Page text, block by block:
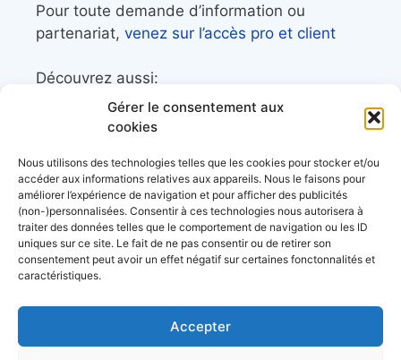
Gérer le consentement aux
cookies
Nous utilisons des technologies telles que les cookies pour stocker et/ou
accéder aux informations relatives aux appareils. Nous le faisons pour
améliorer l’expérience de navigation et pour afficher des publicités
(non-)personnalisées. Consentir à ces technologies nous autorisera à
traiter des données telles que le comportement de navigation ou les ID
uniques sur ce site. Le fait de ne pas consentir ou de retirer son
consentement peut avoir un effet négatif sur certaines fonctonnalités et
caractéristiques.
Accepter
Pour toute demande d’information ou
partenariat, venez sur l’accès pro et client
Découvrez aussi:
Côtes&Mers, le magazine du littoral et sa
Mers&Montagnes, Equipement outdoor pour
le trek et le raid nautique
BoatingAds, le site d’annonces bateaux
européen
Stock images byDepositphotos